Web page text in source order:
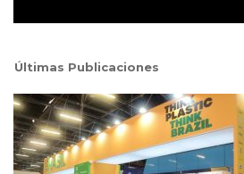
Últimas Publicaciones